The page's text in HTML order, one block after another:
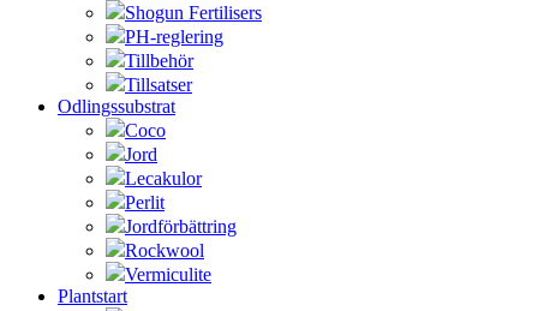
Shogun Fertilisers
PH-reglering
Tillbehör
Tillsatser
Odlingssubstrat
Coco
Jord
Lecakulor
Perlit
Jordförbättring
Rockwool
Vermiculite
Plantstart